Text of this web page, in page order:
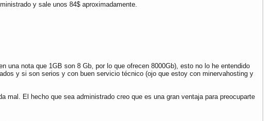
y sale unos 84$ aproximadamente.
una nota que 1GB son 8 Gb, por lo que ofrecen 8000Gb), esto no lo he entendido
y si son serios y con buen servicio técnico (ojo que estoy con minervahosting y
mal. El hecho que sea administrado creo que es una gran ventaja para preocuparte